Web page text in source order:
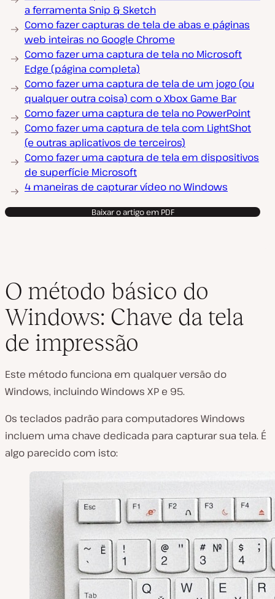
i
r
v
í
d
o
a ferramenta Snip & Sketch
Como fazer capturas de tela de abas e páginas
web inteiras no Google Chrome
Como fazer uma captura de tela no Microsoft
Edge (página completa)
Como fazer uma captura de tela de um jogo (ou
qualquer outra coisa) com o Xbox Game Bar
Como fazer uma captura de tela no PowerPoint
Como fazer uma captura de tela com LightShot
(e outras aplicativos de terceiros)
Como fazer uma captura de tela em dispositivos
de superfície Microsoft
4 maneiras de capturar vídeo no Windows
Baixar o artigo em PDF
O método básico do
Windows: Chave da tela
de impressão
Este método funciona em qualquer versão do
Windows, incluindo Windows XP e 95.
Os teclados padrão para computadores Windows
incluem uma chave dedicada para capturar sua tela. É
algo parecido com isto: